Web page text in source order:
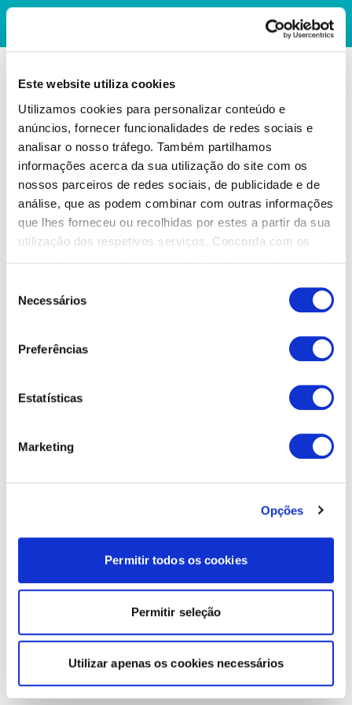
Este website utiliza cookies
Utilizamos cookies para personalizar conteúdo e
anúncios, fornecer funcionalidades de redes sociais e
analisar o nosso tráfego. Também partilhamos
informações acerca da sua utilização do site com os
nossos parceiros de redes sociais, de publicidade e de
análise, que as podem combinar com outras informações
que lhes forneceu ou recolhidas por estes a partir da sua
utilização dos respetivos serviços. Concorda com os
Necessários
Preferências
Estatísticas
Marketing
Opções
Permitir todos os cookies
Permitir seleção
Utilizar apenas os cookies necessários